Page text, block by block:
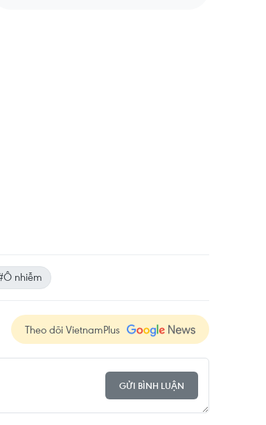
nhiễm
Theo dõi VietnamPlus
GỬI BÌNH LUẬN